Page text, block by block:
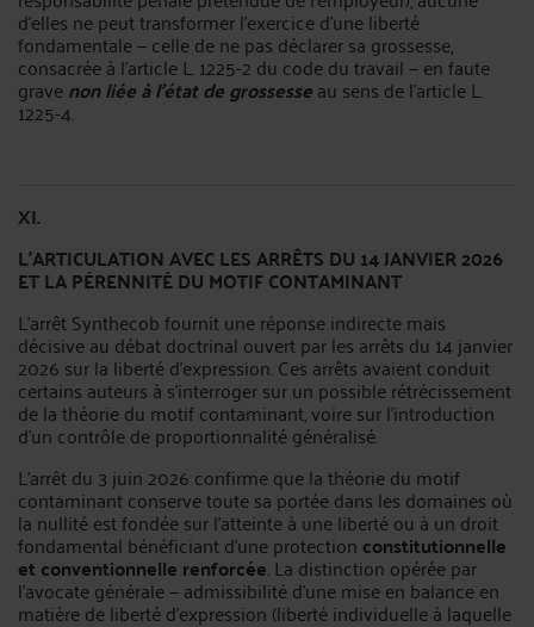
d'elles ne peut transformer l'exercice d'une liberté
fondamentale — celle de ne pas déclarer sa grossesse,
consacrée à l'article L. 1225-2 du code du travail — en faute
gravenon liée à l'état de grossesseau sens de l'article L.
1225-4.
XI.
L'ARTICULATION AVEC LES ARRÊTS DU 14 JANVIER 2026
ET LA PÉRENNITÉ DU MOTIF CONTAMINANT
L'arrêt Synthecob fournit une réponse indirecte mais
décisive au débat doctrinal ouvert par les arrêts du 14 janvier
2026 sur la liberté d'expression. Ces arrêts avaient conduit
certains auteurs à s'interroger sur un possible rétrécissement
de la théorie du motif contaminant, voire sur l'introduction
d'un contrôle de proportionnalité généralisé.
L'arrêt du 3 juin 2026 confirme que la théorie du motif
contaminant conserve toute sa portée dans les domaines où
la nullité est fondée sur l'atteinte à une liberté ou à un droit
fondamental bénéficiant d'une protection constitutionnelle
et conventionnelle renforcée. La distinction opérée par
l'avocate générale — admissibilité d'une mise en balance en
matière de liberté d'expression (liberté individuelle à laquelle